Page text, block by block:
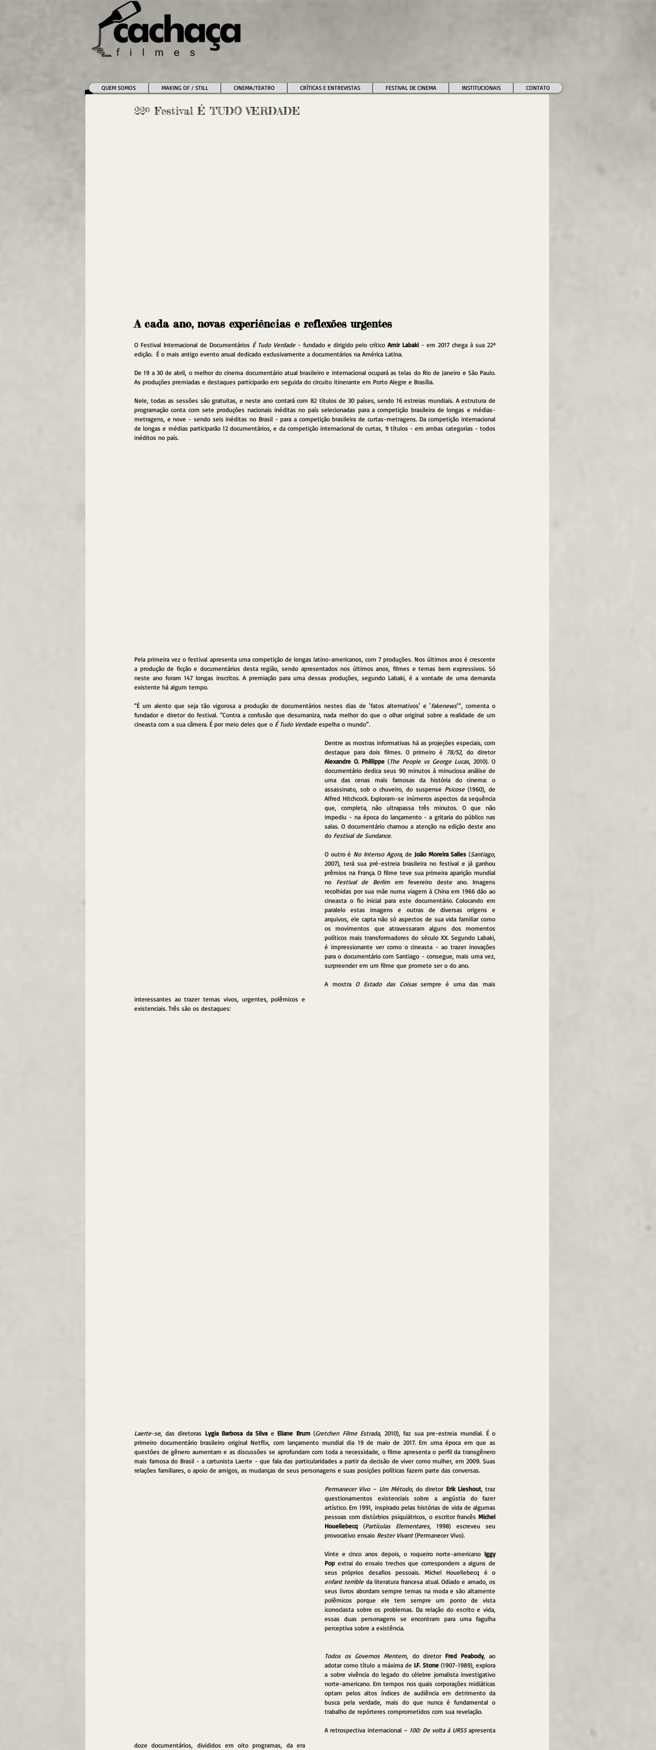
QUEM SOMOS MAKING OF / STILL CINEMA/TEATRO CRÍTICAS E ENTREVISTAS FESTIVAL DE CINEMA INSTITUCIONAIS CONTATO
22º Festival É TUDO VERDADE
A cada ano, novas experiências e reflexões urgentes
O Festival Internacional de Documentários É Tudo Verdade - fundado e dirigido pelo crítico Amir Labaki - em 2017 chega à sua 22ª
edição.  É o mais antigo evento anual dedicado exclusivamente a documentários na América Latina.
De 19 a 30 de abril, o melhor do cinema documentário atual brasileiro e internacional ocupará as telas do Rio de Janeiro e São Paulo.
As produções premiadas e destaques participarão em seguida do circuito itinerante em Porto Alegre e Brasília.
Nele, todas as sessões são gratuitas, e neste ano contará com 82 títulos de 30 países, sendo 16 estreias mundiais. A estrutura de
programação conta com sete produções nacionais inéditas no país selecionadas para a competição brasileira de longas e médias-
metragens, e nove - sendo seis inéditas no Brasil - para a competição brasileira de curtas-metragens. Da competição internacional
de longas e médias participarão 12 documentários, e da competição internacional de curtas, 9 títulos - em ambas categorias - todos
inéditos no país.
Pela primeira vez o festival apresenta uma competição de longas latino-americanos, com 7 produções. Nos últimos anos é crescente
a produção de ficção e documentários desta região, sendo apresentados nos últimos anos, filmes e temas bem expressivos. Só
neste ano foram 147 longas inscritos. A premiação para uma dessas produções, segundo Labaki, é a vontade de uma demanda
existente há algum tempo.
“É um alento que seja tão vigorosa a produção de documentários nestes dias de 'fatos alternativos' e 'fakenews'”, comenta o
fundador e diretor do festival. “Contra a confusão que desumaniza, nada melhor do que o olhar original sobre a realidade de um
cineasta com a sua câmera. É por meio deles que o É Tudo Verdade espelha o mundo”.
Dentre as mostras informativas há as projeções especiais, com
destaque para dois filmes. O primeiro é 78/52
, do diretor
Alexandre O. Phillippe (The People vs George Lucas, 2010). O
documentário dedica seus 90 minutos à minuciosa análise de
uma das cenas mais famosas da história do cinema: o
assassinato, sob o chuveiro, do suspense Psicose (1960), de
Alfred Hitchcock. Exploram-se inúmeros aspectos da sequência
que, completa, não ultrapassa três minutos. O que não
impediu - na época do lançamento - a gritaria do público nas
salas. O documentário chamou a atenção na edição deste ano
do Festival de Sundance.
O outro é No Intenso Agora, de João Moreira Salles (Santiago,
2007), terá sua pré-estreia brasileira no festival e já ganhou
prêmios na França. O filme teve sua primeira aparição mundial
no Festival de Berlim em fevereiro deste ano. Imagens
recolhidas por sua mãe numa viagem à China em 1966 dão ao
cineasta o fio inicial para este documentário. Colocando em
paralelo estas imagens e outras de diversas origens e
arquivos, ele capta não só aspectos de sua vida familiar como
os movimentos que atravessaram alguns dos momentos
políticos mais transformadores do século XX. Segundo Labaki,
é impressionante ver como o cineasta - ao trazer inovações
para o documentário com Santiago - consegue, mais uma vez,
surpreender em um filme que promete ser o do ano.
A mostra O Estado das Coisas sempre é uma das mais
interessantes ao trazer temas vivos, urgentes, polêmicos e
existenciais. Três são os destaques:
Laerte-se, das diretoras Lygia Barbosa da Silva e Eliane Brum (Gretchen Filme Estrada, 2010), faz sua pre-estreia mundial. É o
primeiro documentário brasileiro original Netflix, com lançamento mundial dia 19 de maio de 2017. Em uma época em que as
questões de gênero aumentam e as discussões se aprofundam com toda a necessidade, o filme apresenta o perfil da transgênero
mais famosa do Brasil - a cartunista Laerte - que fala das particularidades a partir da decisão de viver como mulher, em 2009. Suas
relações familiares, o apoio de amigos, as mudanças de seus personagens e suas posições políticas fazem parte das conversas.
Permanecer Vivo – Um Método, do diretor Erik Lieshout, traz
questionamentos existenciais sobre a angústia do fazer
artístico. Em 1991, inspirado pelas histórias de vida de algumas
pessoas com distúrbios psiquiátricos, o escritor francês Michel
Houellebecq (Partículas Elementares, 1998) escreveu seu
provocativo ensaio Rester Vivant (Permanecer Vivo).
Vinte e cinco anos depois, o roqueiro norte-americano Iggy
Pop extrai do ensaio trechos que correspondem a alguns de
enfant terrible da literatura francesa atual. Odiado e amado, os
seus livros abordam sempre temas na moda e são altamente
polêmicos porque ele tem sempre um ponto de vista
iconoclasta sobre os problemas. Da relação do escrito e vida,
essas duas personagens se encontram para uma fagulha
perceptiva sobre a existência.
Todos os Governos Mentem, do diretor Fred Peabody, ao
adotar como título a máxima de I.F. Stone (1907-1989), explora
a sobre vivência do legado do célebre jornalista investigativo
norte-americano. Em tempos nos quais corporações midiáticas
optam pelos altos índices de audiência em detrimento da
busca pela verdade, mais do que nunca é fundamental o
trabalho de repórteres comprometidos com sua revelação.
A retrospectiva internacional – 100: De volta à URSS apresenta
doze documentários, divididos em oito programas, da era